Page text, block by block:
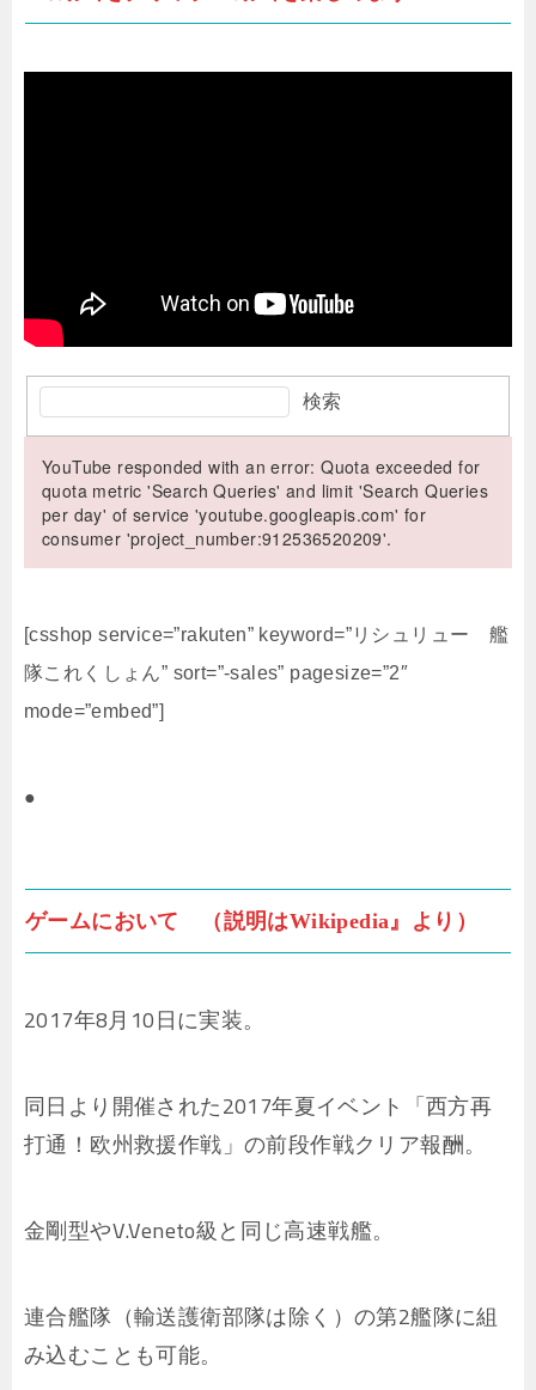
検索
YouTube responded with an error: Quota exceeded for
quota metric 'Search Queries' and limit 'Search Queries
per day' of service 'youtube.googleapis.com' for
consumer 'project_number:912536520209'.
[csshop service=”rakuten” keyword=”リシュリュー 艦
隊これくしょん” sort=”-sales” pagesize=”2″
mode=”embed”]
●
ゲームにおいて （説明はWikipedia』より）
2017年8月10日に実装。
同日より開催された2017年夏イベント「西方再
打通！欧州救援作戦」の前段作戦クリア報酬。
金剛型やV.Veneto級と同じ高速戦艦。
連合艦隊（輸送護衛部隊は除く）の第2艦隊に組
み込むことも可能。